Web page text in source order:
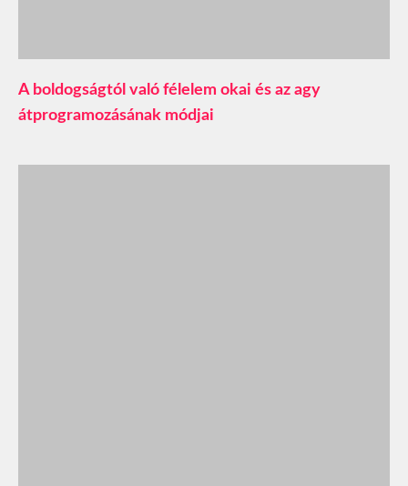
A boldogságtól való félelem okai és az agy
átprogramozásának módjai